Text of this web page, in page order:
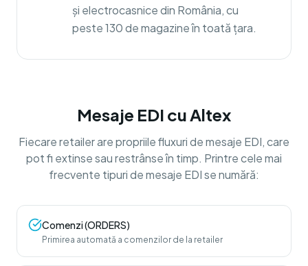
și electrocasnice din România, cu
peste 130 de magazine în toată țara.
Mesaje EDI cu Altex
Fiecare retailer are propriile fluxuri de mesaje EDI, care
pot fi extinse sau restrânse în timp. Printre cele mai
frecvente tipuri de mesaje EDI se numără:
Comenzi (ORDERS)
Primirea automată a comenzilor de la retailer